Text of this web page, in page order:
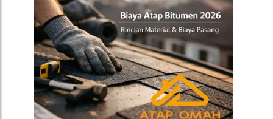
Tarkey
Tegola